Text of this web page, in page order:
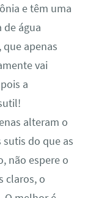
e têm uma
água
que apenas
vai
a
alteram o
do que as
não espere o
claros, o